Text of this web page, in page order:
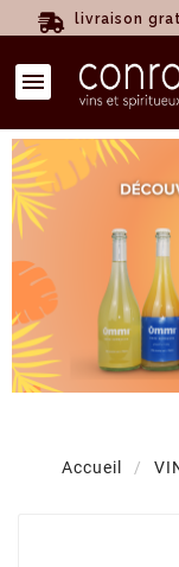
livraison
Accueil